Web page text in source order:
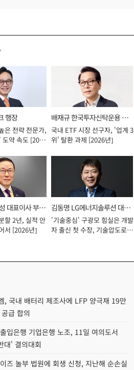
행장
은 전략 전문가,
약 속도 [2026
배재규 한국투자신탁운용 대
표이사 사장
국내 ETF 시장 선구자, '업계 3
위' 탈환 과제 [2026년]
대표이사 부회
할 2년, 실적 안
서 [2026년]
김동명 LG에너지솔루션 대표
이사 사장
'기술중심' 구광모 힘실은 개발
자 출신 첫 수장, 기술압도로
, 국내 배터리 제조사에 LFP 양극재 19만
급 합의
입은행 기업은행 노조, 11일 여의도서
대' 결의대회
즈 놀부 법원에 회생 신청, 지난해 순손실